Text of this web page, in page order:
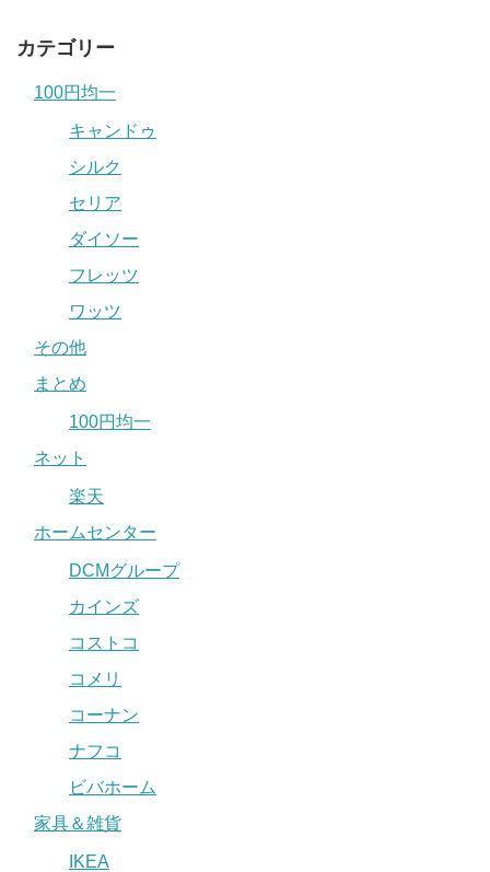
カテゴリー
100円均一
キャンドゥ
シルク
セリア
ダイソー
フレッツ
ワッツ
その他
まとめ
100円均一
ネット
楽天
ホームセンター
DCMグループ
カインズ
コストコ
コメリ
コーナン
ナフコ
ビバホーム
家具＆雑貨
IKEA